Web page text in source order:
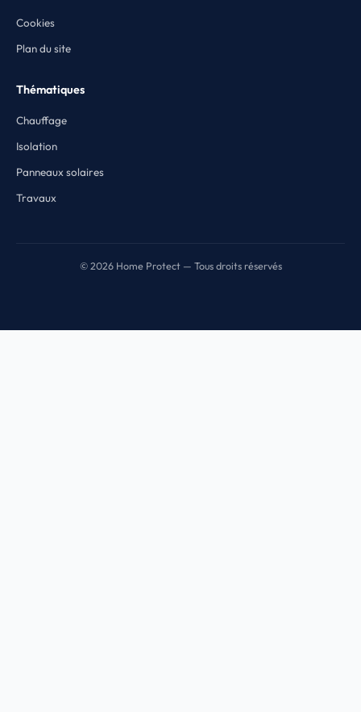
Cookies
Plan du site
Thématiques
Chauffage
Isolation
Panneaux solaires
Travaux
© 2026 Home Protect — Tous droits réservés